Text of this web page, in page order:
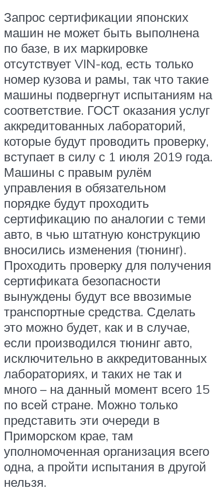
Запрос сертификации японских
машин не может быть выполнена
по базе, в их маркировке
отсутствует VIN-код, есть только
номер кузова и рамы, так что такие
машины подвергнут испытаниям на
соответствие. ГОСТ оказания услуг
аккредитованных лабораторий,
которые будут проводить проверку,
вступает в силу с 1 июля 2019 года.
Машины с правым рулём
управления в обязательном
порядке будут проходить
сертификацию по аналогии с теми
авто, в чью штатную конструкцию
вносились изменения (тюнинг).
Проходить проверку для получения
сертификата безопасности
вынуждены будут все ввозимые
транспортные средства. Сделать
это можно будет, как и в случае,
если производился тюнинг авто,
исключительно в аккредитованных
лабораториях, и таких не так и
много – на данный момент всего 15
по всей стране. Можно только
представить эти очереди в
Приморском крае, там
уполномоченная организация всего
одна, а пройти испытания в другой
нельзя.